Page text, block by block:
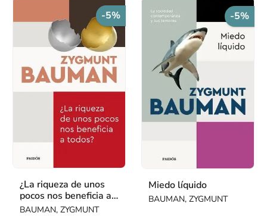
-5%
¿La riqueza de unos
pocos nos beneficia a
todos?
BAUMAN, ZYGMUNT
-5%
Miedo líquido
BAUMAN, ZYGMUNT